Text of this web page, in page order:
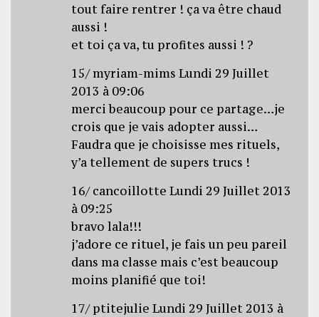
tout faire rentrer ! ça va être chaud
aussi !
et toi ça va, tu profites aussi ! ?
15/ myriam-mims Lundi 29 Juillet
2013 à 09:06
merci beaucoup pour ce partage…je
crois que je vais adopter aussi…
Faudra que je choisisse mes rituels,
y’a tellement de supers trucs !
16/ cancoillotte Lundi 29 Juillet 2013
à 09:25
bravo lala!!!
j’adore ce rituel, je fais un peu pareil
dans ma classe mais c’est beaucoup
moins planifié que toi!
17/ ptitejulie Lundi 29 Juillet 2013 à